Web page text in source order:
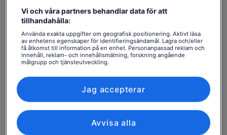
Avkopplande fritid för lunch med ett brett utbud av
val och kostalternativ tillgängliga
Exklusiv, bakom kulisserna produktionsturné för att
se var magin händer
20 + Vinprovningar inklusive Hunter Valleys Semillon
och Shiraz sorter
Erfaren förare / guide med informativ kommentar
Besök tre premium / boutique källardörrar /
vingårdar
Vi och våra partners behandlar data för att
tillhandahålla:
Använda exakta uppgifter om geografisk positionering. Aktivt läsa
av enhetens egenskaper för identifieringsändamål. Lagra och/eller
få åtkomst till information på en enhet. Personanpassad reklam och
innehåll, reklam- och innehållsmätning, forskning angående
målgrupp och tjänsteutveckling.
Avvisa alla
Jag accepterar